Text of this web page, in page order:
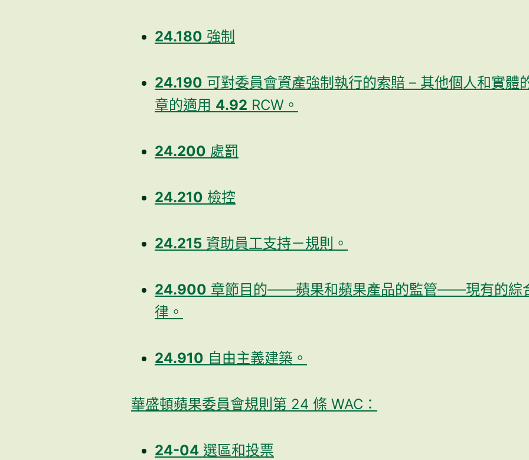
24.180 強制
24.190 可對委員會資產強制執行的索賠 – 其他個人和實體
章的適用 4.92 RCW。
24.200 處罰
24.210 檢控
24.215 資助員工支持－規則。
24.900 章節目的——蘋果和蘋果產品的監管——現有的
律。
24.910 自由主義建築。
華盛頓蘋果委員會規則第 24 條 WAC：
24-04 選區和投票